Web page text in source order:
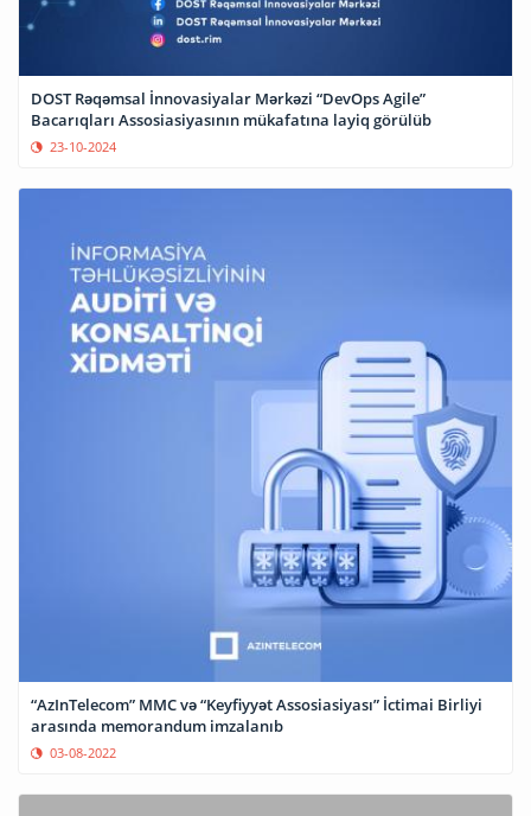
DOST Rəqəmsal İnnovasiyalar Mərkəzi “DevOps Agile”
Bacarıqları Assosiasiyasının mükafatına layiq görülüb
23-10-2024
“AzInTelecom” MMC və “Keyfiyyət Assosiasiyası” İctimai Birliyi
arasında memorandum imzalanıb
03-08-2022